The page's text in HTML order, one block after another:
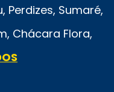
Perdizes, Sumaré,
Chácara Flora,